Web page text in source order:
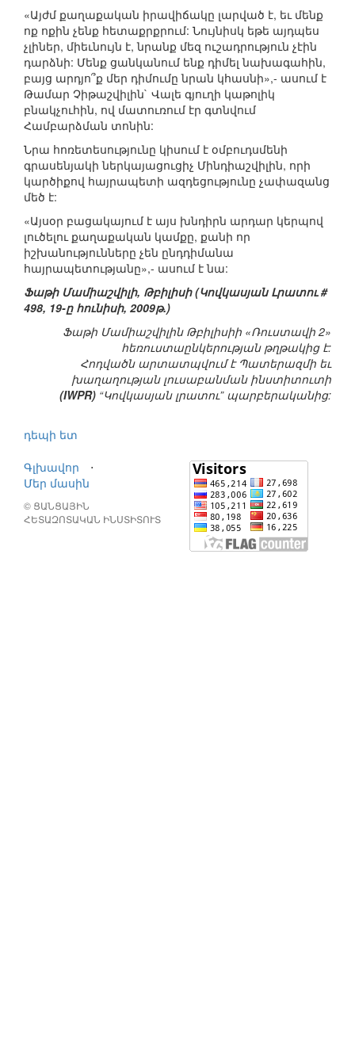
«Այժմ քաղաքական իրավիճակը լարված է, եւ մենք
ոք ոքին չենք հետաքրքրում: Նույնիսկ եթե այդպես
չլիներ, միեւնույն է, նրանք մեզ ուշադրություն չէին
դարձնի: Մենք ցանկանում ենք դիմել նախագահին,
բայց արդյո՞ք մեր դիմումը նրան կհասնի»,- ասում է
Թամար Չիթաշվիլին` Վալե գյուղի կաթոլիկ
բնակչուհին, ով մատուռում էր գտնվում
Համբարձման տոնին:
Նրա հոռետեսությունը կիսում է օմբուդսմենի
գրասենյակի ներկայացուցիչ Մինդիաշվիլին, որի
կարծիքով հայրապետի ազդեցությունը չափազանց
մեծ է:
«Այսօր բացակայում է այս խնդիրն արդար կերպով
լուծելու քաղաքական կամքը, քանի որ
իշխանությունները չեն ընդդիմանա
հայրապետությանը»,- ասում է նա:
Ֆաթի Մամիաշվիլի, Թբիլիսի (Կովկասյան Լրատու #
498, 19-ը հունիսի, 2009թ.)
Ֆաթի Մամիաշվիլին Թբիլիսիի «Ռուստավի 2»
հեռուստաընկերության թղթակից է:
Հոդվածն արտատպվում է Պատերազմի եւ
խաղաղության լուսաբանման ինստիտուտի
(IWPR) “Կովկասյան լրատու” պարբերականից:
դեպի ետ
Գլխավոր
⋅
Մեր մասին
© ՑԱՆՑԱՅԻՆ
ՀԵՏԱԶՈՏԱԿԱՆ ԻՆՍՏԻՏՈՒՏ